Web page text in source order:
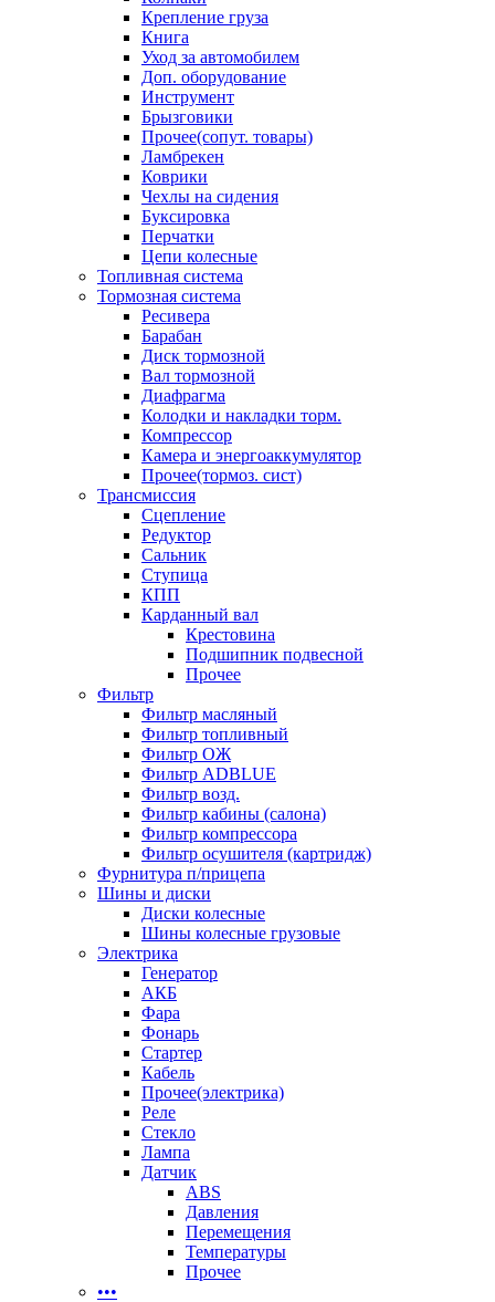
Крепление груза
Книга
Уход за автомобилем
Доп. оборудование
Инструмент
Брызговики
Прочее(сопут. товары)
Ламбрекен
Коврики
Чехлы на сидения
Буксировка
Перчатки
Цепи колесные
Топливная система
Тормозная система
Ресивера
Барабан
Диск тормозной
Вал тормозной
Диафрагма
Колодки и накладки торм.
Компрессор
Камера и энергоаккумулятор
Прочее(тормоз. сист)
Трансмиссия
Сцепление
Редуктор
Сальник
Ступица
КПП
Карданный вал
Крестовина
Подшипник подвесной
Прочее
Фильтр
Фильтр масляный
Фильтр топливный
Фильтр ОЖ
Фильтр ADBLUE
Фильтр возд.
Фильтр кабины (салона)
Фильтр компрессора
Фильтр осушителя (картридж)
Фурнитура п/прицепа
Шины и диски
Диски колесные
Шины колесные грузовые
Электрика
Генератор
АКБ
Фара
Фонарь
Стартер
Кабель
Прочее(электрика)
Реле
Стекло
Лампа
Датчик
ABS
Давления
Перемещения
Температуры
Прочее
•••